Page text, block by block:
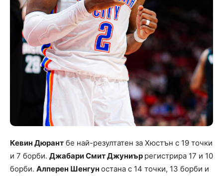
Кевин Дюрант бе най-резултатен за Хюстън с 19 точки
и 7 борби. Джабари Смит Джуниър регистрира 17 и 10
борби. Алперен Шенгун остана с 14 точки, 13 борби и